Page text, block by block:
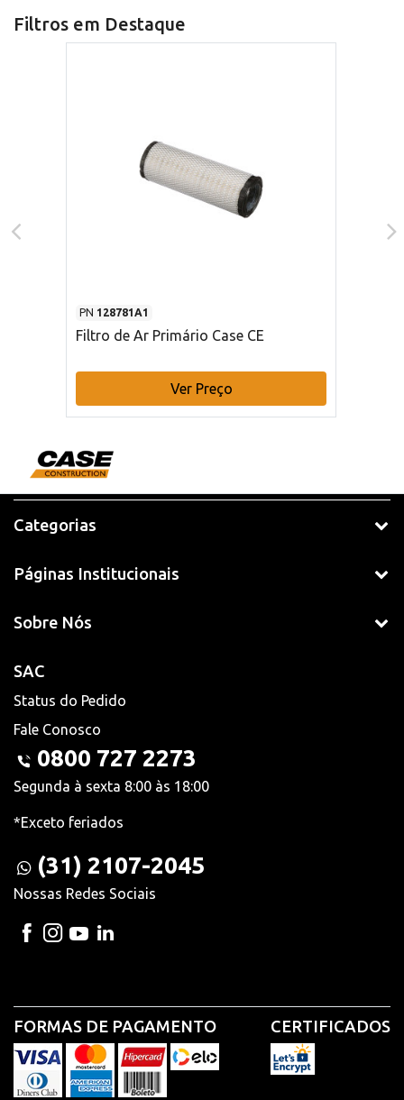
Filtros em Destaque
PN 128781A1
Filtro de Ar Primário Case CE
Ver Preço
Categorias
Páginas Institucionais
Sobre Nós
SAC
Status do Pedido
Fale Conosco
0800 727 2273
Segunda à sexta 8:00 às 18:00
*Exceto feriados
(31) 2107-2045
Nossas Redes Sociais
FORMAS DE PAGAMENTO CERTIFICADOS